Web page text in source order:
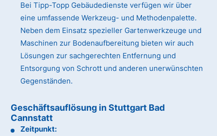
Bei Tipp-Topp Gebäudedienste verfügen wir über
eine umfassende Werkzeug- und Methodenpalette.
Neben dem Einsatz spezieller Gartenwerkzeuge und
Maschinen zur Bodenaufbereitung bieten wir auch
Lösungen zur sachgerechten Entfernung und
Entsorgung von Schrott und anderen unerwünschten
Gegenständen.
Geschäftsauflösung in Stuttgart Bad
Cannstatt
Zeitpunkt: